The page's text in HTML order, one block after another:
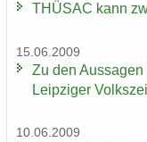
THÜ­SAC kann
15.06.2009
Zu den
Leip­zi­ger
10.06.2009